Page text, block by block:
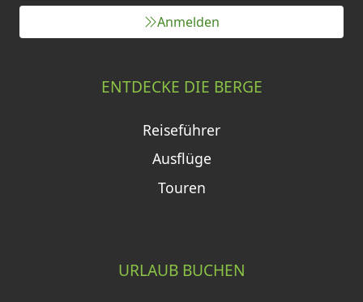
Anmelden
ENTDECKE DIE BERGE
Reiseführer
Ausflüge
Touren
URLAUB BUCHEN